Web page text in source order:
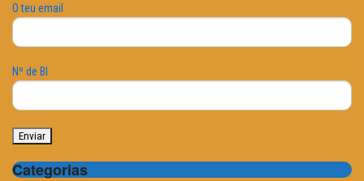
O teu email
Nº de BI
Categorias